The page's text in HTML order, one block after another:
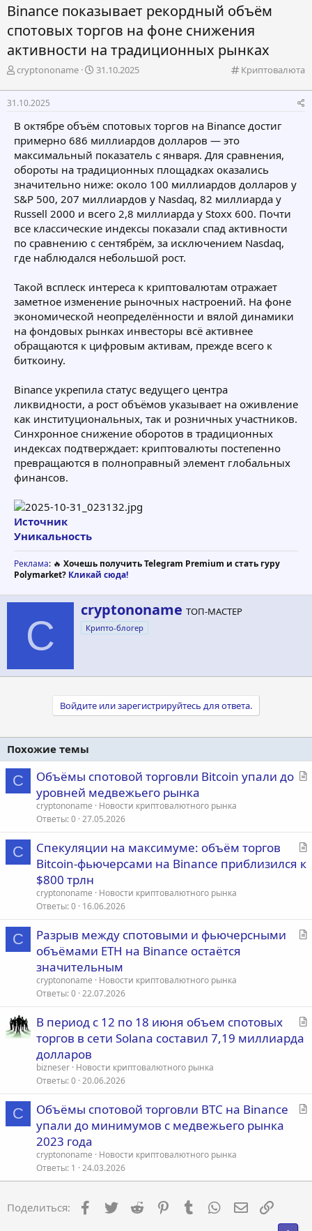
Binance показывает рекордный объём
спотовых торгов на фоне снижения
активности на традиционных рынках
К
т
о
и
я
Криптовалюта
А
т
о
т
е
м
ы
cryptononame
Д
т
а
ч
а
л
а
31.10.2025
31.10.2025
В октябре объём спотовых торгов на Binance достиг
примерно 686 миллиардов долларов — это
максимальный показатель с января. Для сравнения,
обороты на традиционных площадках оказались
значительно ниже: около 100 миллиардов долларов у
S&P 500, 207 миллиардов у Nasdaq, 82 миллиарда у
Russell 2000 и всего 2,8 миллиарда у Stoxx 600. Почти
все классические индексы показали спад активности
по сравнению с сентябрём, за исключением Nasdaq,
где наблюдался небольшой рост.
Такой всплеск интереса к криптовалютам отражает
заметное изменение рыночных настроений. На фоне
экономической неопределённости и вялой динамики
на фондовых рынках инвесторы всё активнее
обращаются к цифровым активам, прежде всего к
биткоину.
Binance укрепила статус ведущего центра
ликвидности, а рост объёмов указывает на оживление
как институциональных, так и розничных участников.
Синхронное снижение оборотов в традиционных
индексах подтверждает: криптовалюты постепенно
превращаются в полноправный элемент глобальных
финансов.
Источник
Уникальность
Реклама: 🔥 Хочешь получить Telegram Premium и стать гуру
Polymarket? Кликай сюда!
C
А
в
т
cryptononame ТОП-МАСТЕР
Крипто-блогер
Войдите или зарегистрируйтесь для ответа.
Похожие темы
C
С
я
Объёмы спотовой торговли Bitcoin упали до
уровней медвежьего рынка
cryptononame
Новости криптовалютного рынка
Ответы 0 27.05.2026
C
С
т
Спекуляции на максимуме: объём торгов
Bitcoin-фьючерсами на Binance приблизился к
$800 трлн
cryptononame
Новости криптовалютного рынка
Ответы 0 16.06.2026
C
С
Разрыв между спотовыми и фьючерсными
объёмами ETH на Binance остаётся
значительным
cryptononame
Новости криптовалютного рынка
Ответы 0 22.07.2026
С
В период с 12 по 18 июня объем спотовых
торгов в сети Solana составил 7,19 миллиарда
долларов
bizneser Новости криптовалютного рынка
Ответы 0 20.06.2026
C
С
я
Объёмы спотовой торговли BTC на Binance
упали до минимумов с медвежьего рынка
2023 года
cryptononame
Новости криптовалютного рынка
Ответы 1 24.03.2026
Поделиться: Facebook
Twitter Reddit PinterestTumblr WhatsApp